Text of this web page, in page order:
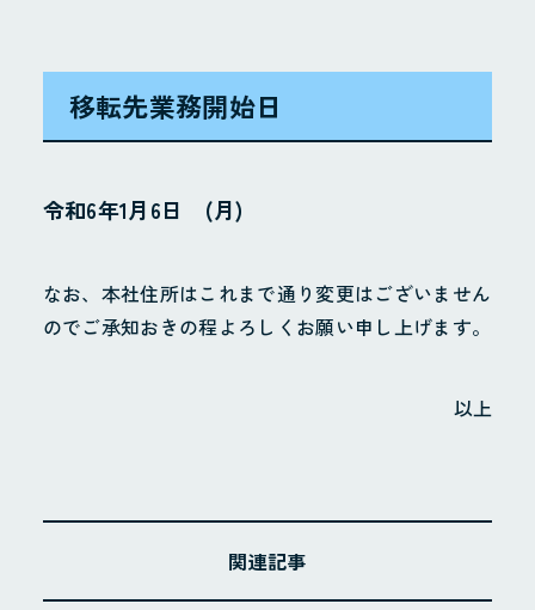
移転先業務開始日
令和6年1月6日 (月)
なお、本社住所はこれまで通り変更はございません
のでご承知おきの程よろしくお願い申し上げます。
以上
関連記事